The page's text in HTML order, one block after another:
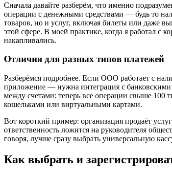
Сначала давайте разберём, что именно
операции с денежными средствами — будь то
товаров, но и услуг, включая билеты или даже
этой сфере. В моей практике, когда я работал с
накапливались.
Отличия для разных типов платежей
Разберёмся подробнее. Если ООО работает с
приложение — нужна интеграция с
между счетами: теперь все операции свыше 100
кошельками или виртуальными картами.
Вот короткий пример: организация продаёт
ответственность ложится на руководителя
говоря, лучше сразу выбрать универсальную
Как выбрать и